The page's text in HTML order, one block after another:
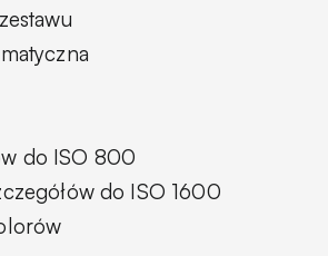
do ISO 800
do ISO 1600